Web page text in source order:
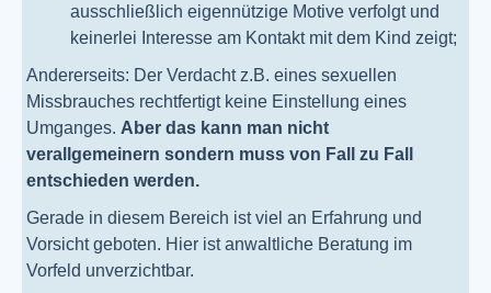
ausschließlich eigennützige Motive verfolgt und
keinerlei Interesse am Kontakt mit dem Kind zeigt;
Andererseits: Der Verdacht z.B. eines sexuellen
Missbrauches rechtfertigt keine Einstellung eines
Umganges. Aber das kann man nicht
verallgemeinern sondern muss von Fall zu Fall
entschieden werden.
Gerade in diesem Bereich ist viel an Erfahrung und
Vorsicht geboten. Hier ist anwaltliche Beratung im
Vorfeld unverzichtbar.